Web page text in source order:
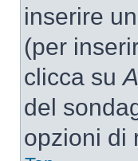
inserire
(per
clicca su
del
opzioni di